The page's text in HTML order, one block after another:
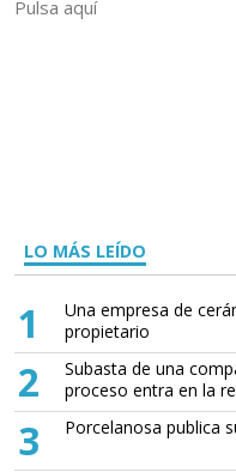
Pulsa aquí
LO MÁS LEÍDO
1
Una empresa de
propietario
2
Subasta de una
proceso entra en la
3 Porcelanosa publica